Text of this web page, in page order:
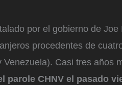
por el gobierno de Joe
procedentes de
Casi tres años
parole CHNV el pasado